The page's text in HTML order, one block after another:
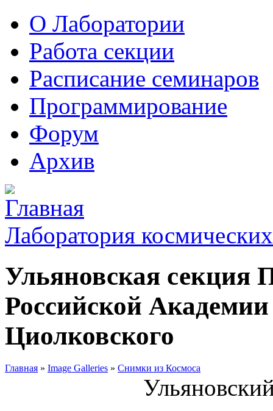
О Лаборатории
Работа секции
Расписание семинаров
Программирование
Форум
Архив
Лаборатория
Ульяновская секция
Российской
Циолковского
Главная » Image Galleries » Снимки из Космоса